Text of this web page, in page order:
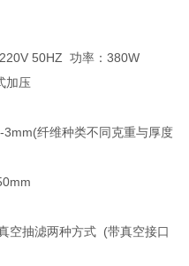
50HZ 功率：380W
加压
纤维种类不同克重与厚度
空抽滤两种方式 (带真空接口